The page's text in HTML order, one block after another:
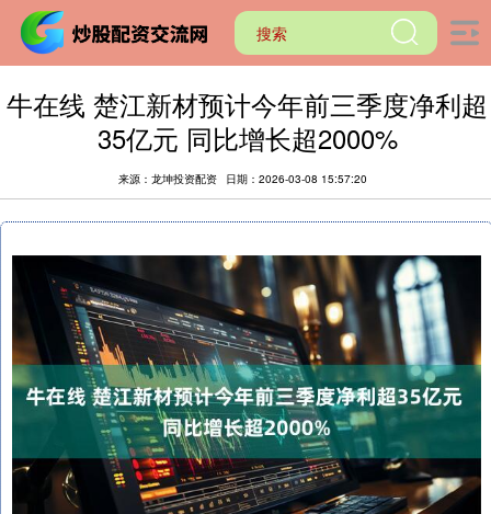
牛在线 楚江新材预计今年前三季度净利超
35亿元 同比增长超2000%
来源：龙坤投资配资 日期：2026-03-08 15:57:20